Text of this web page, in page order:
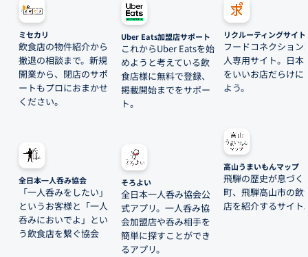
ミセカリ
飲食店の物件紹介から
撤退の相談まで。新規
開業から、閉店のサポ
ートもプロにおまかせ
ください。
全日本一人呑み協会
「一人呑みをしたい」
というお客様と「一人
呑みにおいでよ」とい
う飲食店を繋ぐ協会
Uber Eats加盟店サポート
これからUber Eatsを始
めようと考えている飲
食店様に無料で登録、
掲載開始までをサポー
ト。
そろよい
全日本一人呑み協会公
式アプリ。一人呑み協
会加盟店や呑み相手を
簡単に探すことができ
るアプリ。
リクルーティングサイト
フードコネクション
人専用サイト。日本
をいいお店だらけに
よう。
高山うまいもんマップ
飛騨の歴史が息づく
町、飛騨高山市の飲
店を紹介するサイト